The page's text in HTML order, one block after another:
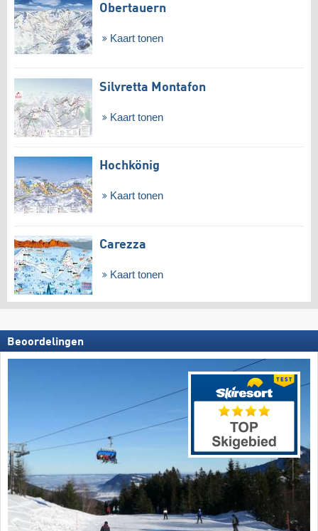
Obertauern
Kaart tonen
Silvretta Montafon
Kaart tonen
Hochkönig
Kaart tonen
Carezza
Kaart tonen
Beoordelingen